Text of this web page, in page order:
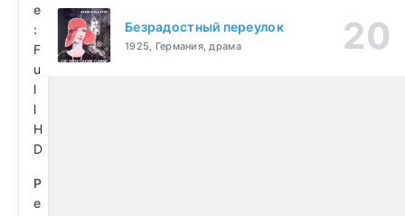
е
:
F
u
l
l
H
D
Р
е
Безрадостный переулок
1925, Германия, драма